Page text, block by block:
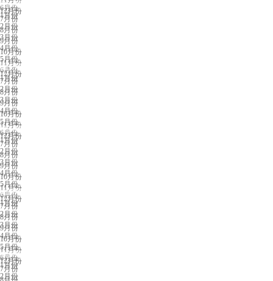
12月份
6月份
7月份
8月份
9月份
10月份
11月份
12月份
临沂展会排期
1月份
2月份
3月份
4月份
5月份
6月份
7月份
8月份
9月份
10月份
11月份
12月份
西安展会排期
1月份
2月份
3月份
4月份
5月份
6月份
7月份
8月份
9月份
10月份
11月份
12月份
银川展会排期
1月份
2月份
3月份
4月份
5月份
6月份
7月份
8月份
9月份
10月份
11月份
12月份
南昌展会排期
1月份
2月份
3月份
4月份
5月份
6月份
7月份
东营展会排期
1月份
2月份